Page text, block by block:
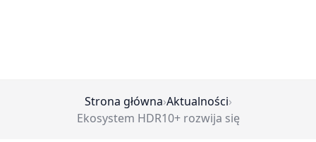
Strona główna›Aktualności›
Ekosystem HDR10+ rozwija się